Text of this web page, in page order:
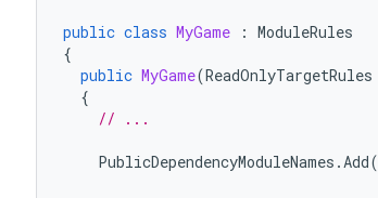
public class MyGame : ModuleRules
{
public MyGame(ReadOnlyTargetRules
{
// ...
PublicDependencyModuleNames .Add(